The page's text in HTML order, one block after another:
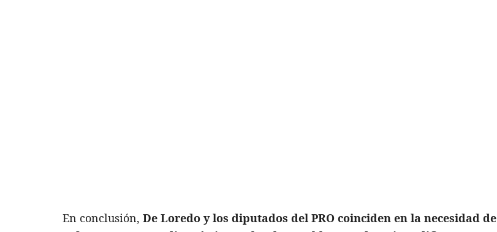
En conclusión, De Loredo y los diputados del PRO coinciden en la necesidad de